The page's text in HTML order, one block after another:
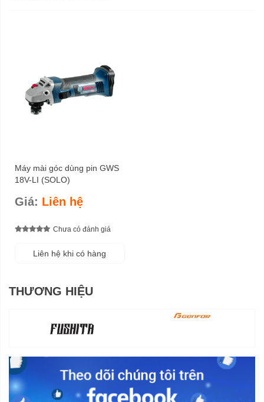
Máy mài góc dùng pin GWS
18V-LI (SOLO)
Giá: Liên hệ
Chưa có đánh giá
Liên hệ khi có hàng
THƯƠNG HIỆU